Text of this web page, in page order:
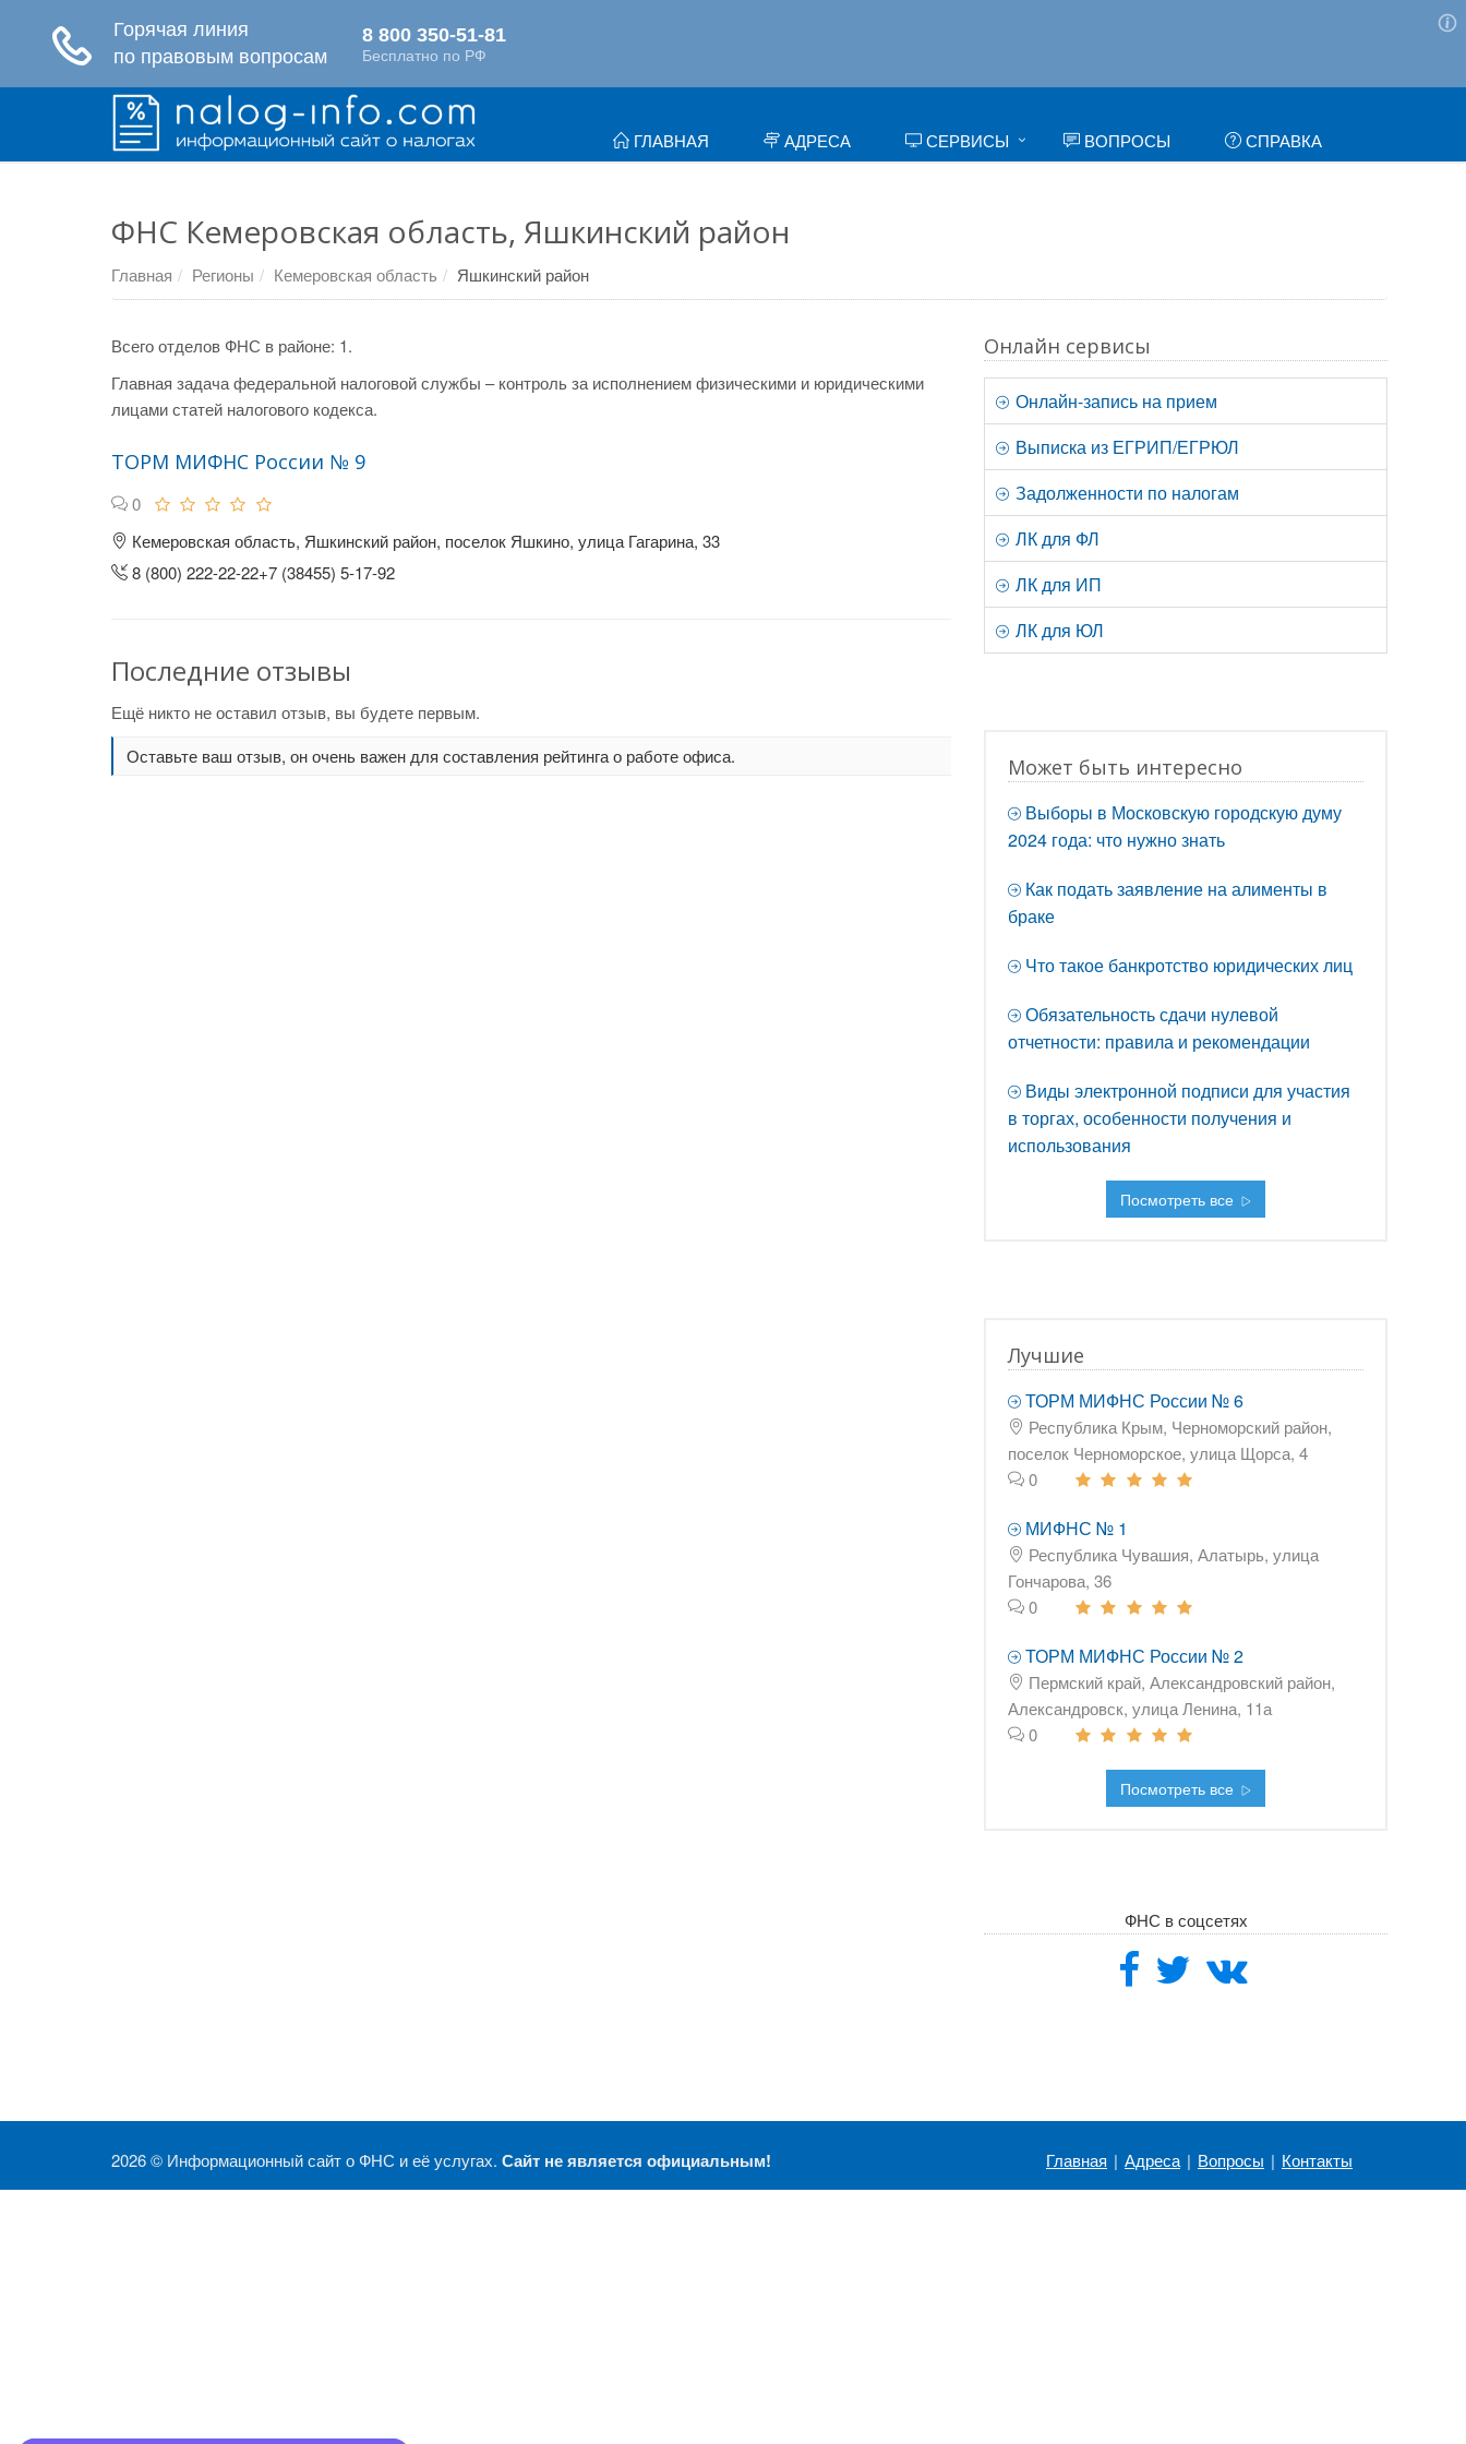
ГЛАВНАЯ АДРЕСА СЕРВИСЫ ВОПРОСЫ СПРАВКА
ФНС Кемеровская область, Яшкинский район
Главная Регионы Кемеровская область Яшкинский район
Всего отделов ФНС в районе: 1.
Главная задача федеральной налоговой службы – контроль за исполнением физическими и юридическими
лицами статей налогового кодекса.
ТОРМ МИФНС России № 9
0
Кемеровская область, Яшкинский район, поселок Яшкино, улица Гагарина, 33
8 (800) 222-22-22+7 (38455) 5-17-92
Последние отзывы
Ещё никто не оставил отзыв, вы будете первым.
Оставьте ваш отзыв, он очень важен для составления рейтинга о работе офиса.
Онлайн сервисы
Онлайн-запись на прием
Выписка из ЕГРИП/ЕГРЮЛ
Задолженности по налогам
ЛК для ФЛ
ЛК для ИП
ЛК для ЮЛ
Может быть интересно
Выборы в Московскую городскую думу
2024 года: что нужно знать
Как подать заявление на алименты в
браке
Что такое банкротство юридических лиц
Обязательность сдачи нулевой
отчетности: правила и рекомендации
Виды электронной подписи для участия
в торгах, особенности получения и
использования
Посмотреть все
Лучшие
ТОРМ МИФНС России № 6
Республика Крым, Черноморский район,
поселок Черноморское, улица Щорса, 4
0
МИФНС № 1
Республика Чувашия, Алатырь, улица
Гончарова, 36
0
ТОРМ МИФНС России № 2
Пермский край, Александровский район,
Александровск, улица Ленина, 11а
0
Посмотреть все
ФНС в соцсетях
2026 © Информационный сайт о ФНС и её услугах. Сайт не является официальным! Главная | Адреса | Вопросы | Контакты